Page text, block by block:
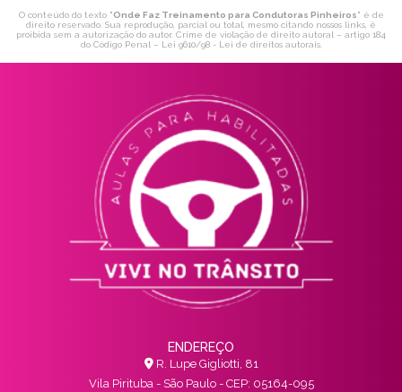
O conteúdo do texto "Onde Faz Treinamento para Condutoras Pinheiros" é de
direito reservado. Sua reprodução, parcial ou total, mesmo citando nossos links, é
proibida sem a autorização do autor. Crime de violação de direito autoral – artigo 184
do Código Penal – Lei 9610/98 - Lei de direitos autorais.
ENDEREÇO
R. Lupe Gigliotti, 81
Vila Pirituba - São Paulo - CEP: 05164-095